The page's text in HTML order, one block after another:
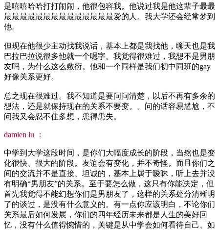
是嘻嘻哈哈打打闹闹，他很包容我。他说过我是他这辈子最最
最最最最最最最最最最最最最最爱的人。我大学还会经常梦到
他。
但现在他很少主动找我说话，基本上都是我找他，聊天也是我
巴拉巴拉说很多他就一个嗯字。我觉得很难过，我想不是男朋
友吗，为什么这么敷衍。他和一个同样是我们初中同班的gay
好像关系更好。
总之现在很难过。我不知道是要问问清楚，以后不再有多余的
想法，还是就保持现在的关系不要变。。问的话容易尴尬，不
问我又会忍不住多想，患得患失。
damien lu ：
中学到大学这段时间，是你们大幅度成长的阶段，当然也是变
化很快、很大的阶段。友谊会有变化，并不奇怪。而且你们之
间的交流并不是直接、坦诚的，基本上属于暧昧，听上去并没
有明确“男朋友”的关系。至于要怎么做，这只有你能决定，但
首先我觉得不能幻想你们是男朋友了，这样的关系处分清晰明
了的谈过，是没有什么意义的。有一点你应该明白，不论你们
关系最后如何发展，你们的四年经历未来都是人生的美好回
忆，没有什么值得惋惜的，关键是从中学会如何看待自己、如